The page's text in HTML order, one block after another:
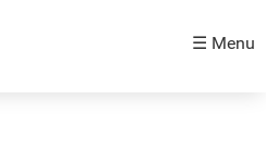
☰ Menu